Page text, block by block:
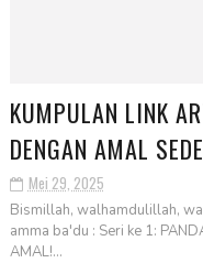
KUMPULAN LINK
DENGAN AMAL
Mei 29, 2025
Bismillah, walhamdulillah,
amma ba'du : Seri ke 1:
AMAL!...